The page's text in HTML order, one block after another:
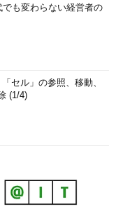
でも変わらない経営者の
セル」の参照、移動、
(1/4)